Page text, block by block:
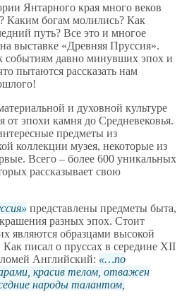
Янтарного края много веков
Каким богам молились? Как
путь? Все это и многое
выставке «Древняя Пруссия».
событиям давно минувших эпох и
пытаются рассказать нам
и духовной культуре
от эпохи камня до Средневековья.
предметы из
коллекции музея, некоторые из
Всего – более 600 уникальных
рассказывает свою
представлены предметы быта,
разных эпох. Стоит
являются образцами высокой
писал о пруссах в середине XII
Английский:
…по
красив телом, отважен
народы талантом,